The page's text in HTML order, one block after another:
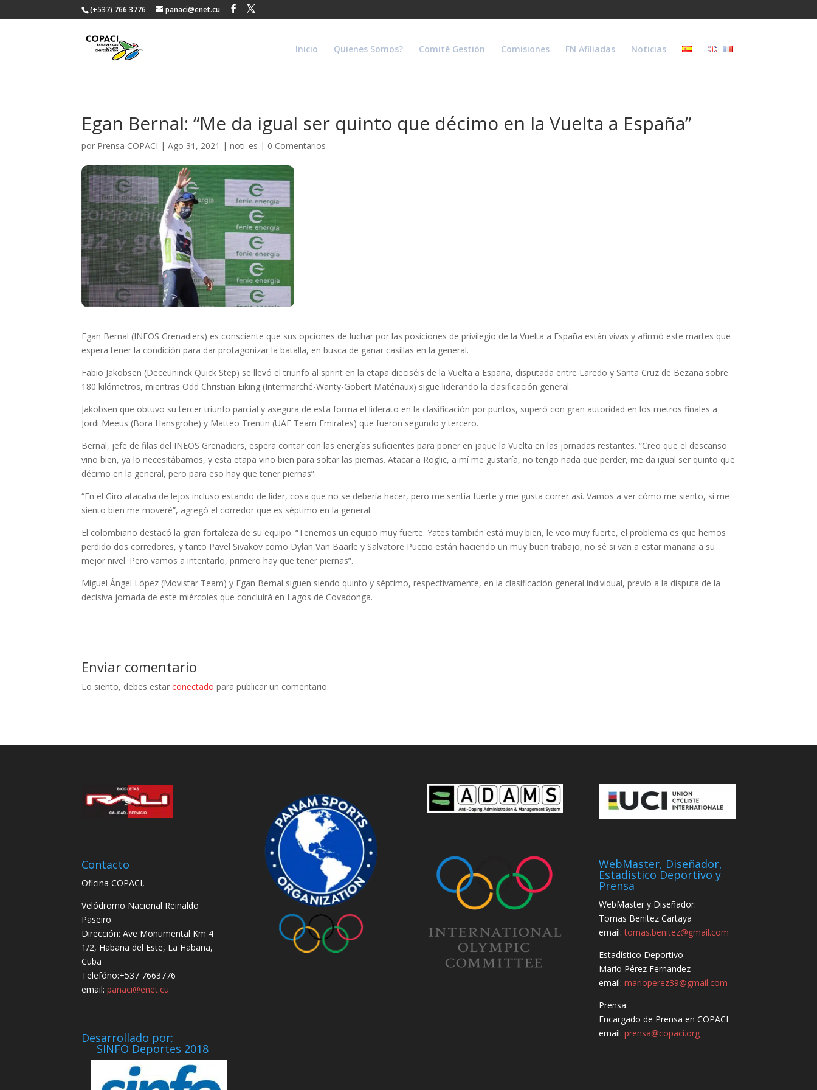
(+537) 766 3776 panaci@enet.cu
Inicio Quienes Somos? Comité Gestión Comisiones FN Afiliadas Noticias
Egan Bernal: “Me da igual ser quinto que décimo en la Vuelta a España”
por Prensa COPACI |Ago 31, 2021 |noti_es | 0 Comentarios
Egan Bernal (INEOS Grenadiers) es consciente que sus opciones de luchar por las posiciones de privilegio de la Vuelta a España están vivas y afirmó este martes que
espera tener la condición para dar protagonizar la batalla, en busca de ganar casillas en la general.
Fabio Jakobsen (Deceuninck Quick Step) se llevó el triunfo al sprint en la etapa dieciséis de la Vuelta a España, disputada entre Laredo y Santa Cruz de Bezana sobre
180 kilómetros, mientras Odd Christian Eiking (Intermarché-Wanty-Gobert Matériaux) sigue liderando la clasificación general.
Jakobsen que obtuvo su tercer triunfo parcial y asegura de esta forma el liderato en la clasificación por puntos, superó con gran autoridad en los metros finales a
Jordi Meeus (Bora Hansgrohe) y Matteo Trentin (UAE Team Emirates) que fueron segundo y tercero.
Bernal, jefe de filas del INEOS Grenadiers, espera contar con las energías suficientes para poner en jaque la Vuelta en las jornadas restantes. “Creo que el descanso
vino bien, ya lo necesitábamos, y esta etapa vino bien para soltar las piernas. Atacar a Roglic, a mí me gustaría, no tengo nada que perder, me da igual ser quinto que
décimo en la general, pero para eso hay que tener piernas”.
“En el Giro atacaba de lejos incluso estando de líder, cosa que no se debería hacer, pero me sentía fuerte y me gusta correr así. Vamos a ver cómo me siento, si me
siento bien me moveré”, agregó el corredor que es séptimo en la general.
El colombiano destacó la gran fortaleza de su equipo. “Tenemos un equipo muy fuerte. Yates también está muy bien, le veo muy fuerte, el problema es que hemos
perdido dos corredores, y tanto Pavel Sivakov como Dylan Van Baarle y Salvatore Puccio están haciendo un muy buen trabajo, no sé si van a estar mañana a su
mejor nivel. Pero vamos a intentarlo, primero hay que tener piernas”.
Miguel Ángel López (Movistar Team) y Egan Bernal siguen siendo quinto y séptimo, respectivamente, en la clasificación general individual, previo a la disputa de la
decisiva jornada de este miércoles que concluirá en Lagos de Covadonga.
Enviar comentario
Lo siento, debes estarconectado para publicar un comentario.
Contacto
Oficina COPACI,
Velódromo Nacional Reinaldo
Paseiro
Dirección: Ave Monumental Km 4
1/2, Habana del Este, La Habana,
Cuba
Telefóno:+537 7663776
email:panaci@enet.cu
Desarrollado por:
SINFO Deportes 2018
WebMaster, Diseñador,
Estadistico Deportivo y
Prensa
WebMaster y Diseñador:
Tomas Benitez Cartaya
email:tomas.benitez@gmail.com
Estadístico Deportivo
Mario Pérez Fernandez
email:marioperez39@gmail.com
Prensa:
Encargado de Prensa en COPACI
email:prensa@copaci.org